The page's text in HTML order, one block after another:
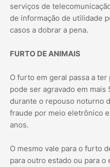
serviços de
de informação de utilidade
casos a dobrar a pena.
FURTO DE ANIMAIS
O furto em geral passa a ter
pode ser agravado em mais
durante o repouso noturno
fraude por meio eletrônico
anos.
O mesmo vale para o furto
para outro estado ou para